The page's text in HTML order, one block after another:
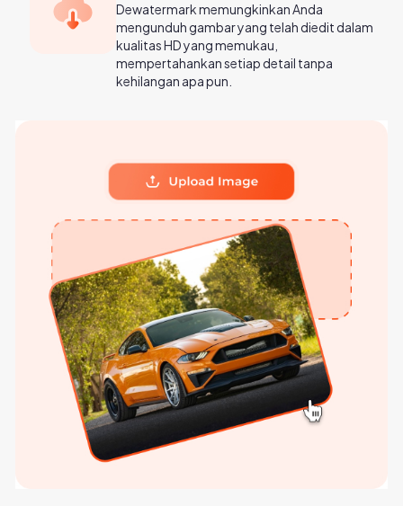
Dewatermark memungkinkan Anda
mengunduh gambar yang telah diedit dalam
kualitas HD yang memukau,
mempertahankan setiap detail tanpa
kehilangan apa pun.